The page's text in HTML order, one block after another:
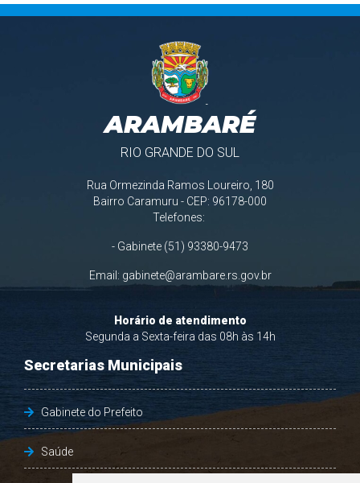
ARAMBARÉ
RIO GRANDE DO SUL
Rua Ormezinda Ramos Loureiro, 180
Bairro Caramuru - CEP: 96178-000
Telefones:
- Gabinete (51) 93380-9473
Email: gabinete@arambare.rs.gov.br
Horário de atendimento
Segunda a Sexta-feira das 08h às 14h
Secretarias Municipais
Gabinete do Prefeito
Saúde